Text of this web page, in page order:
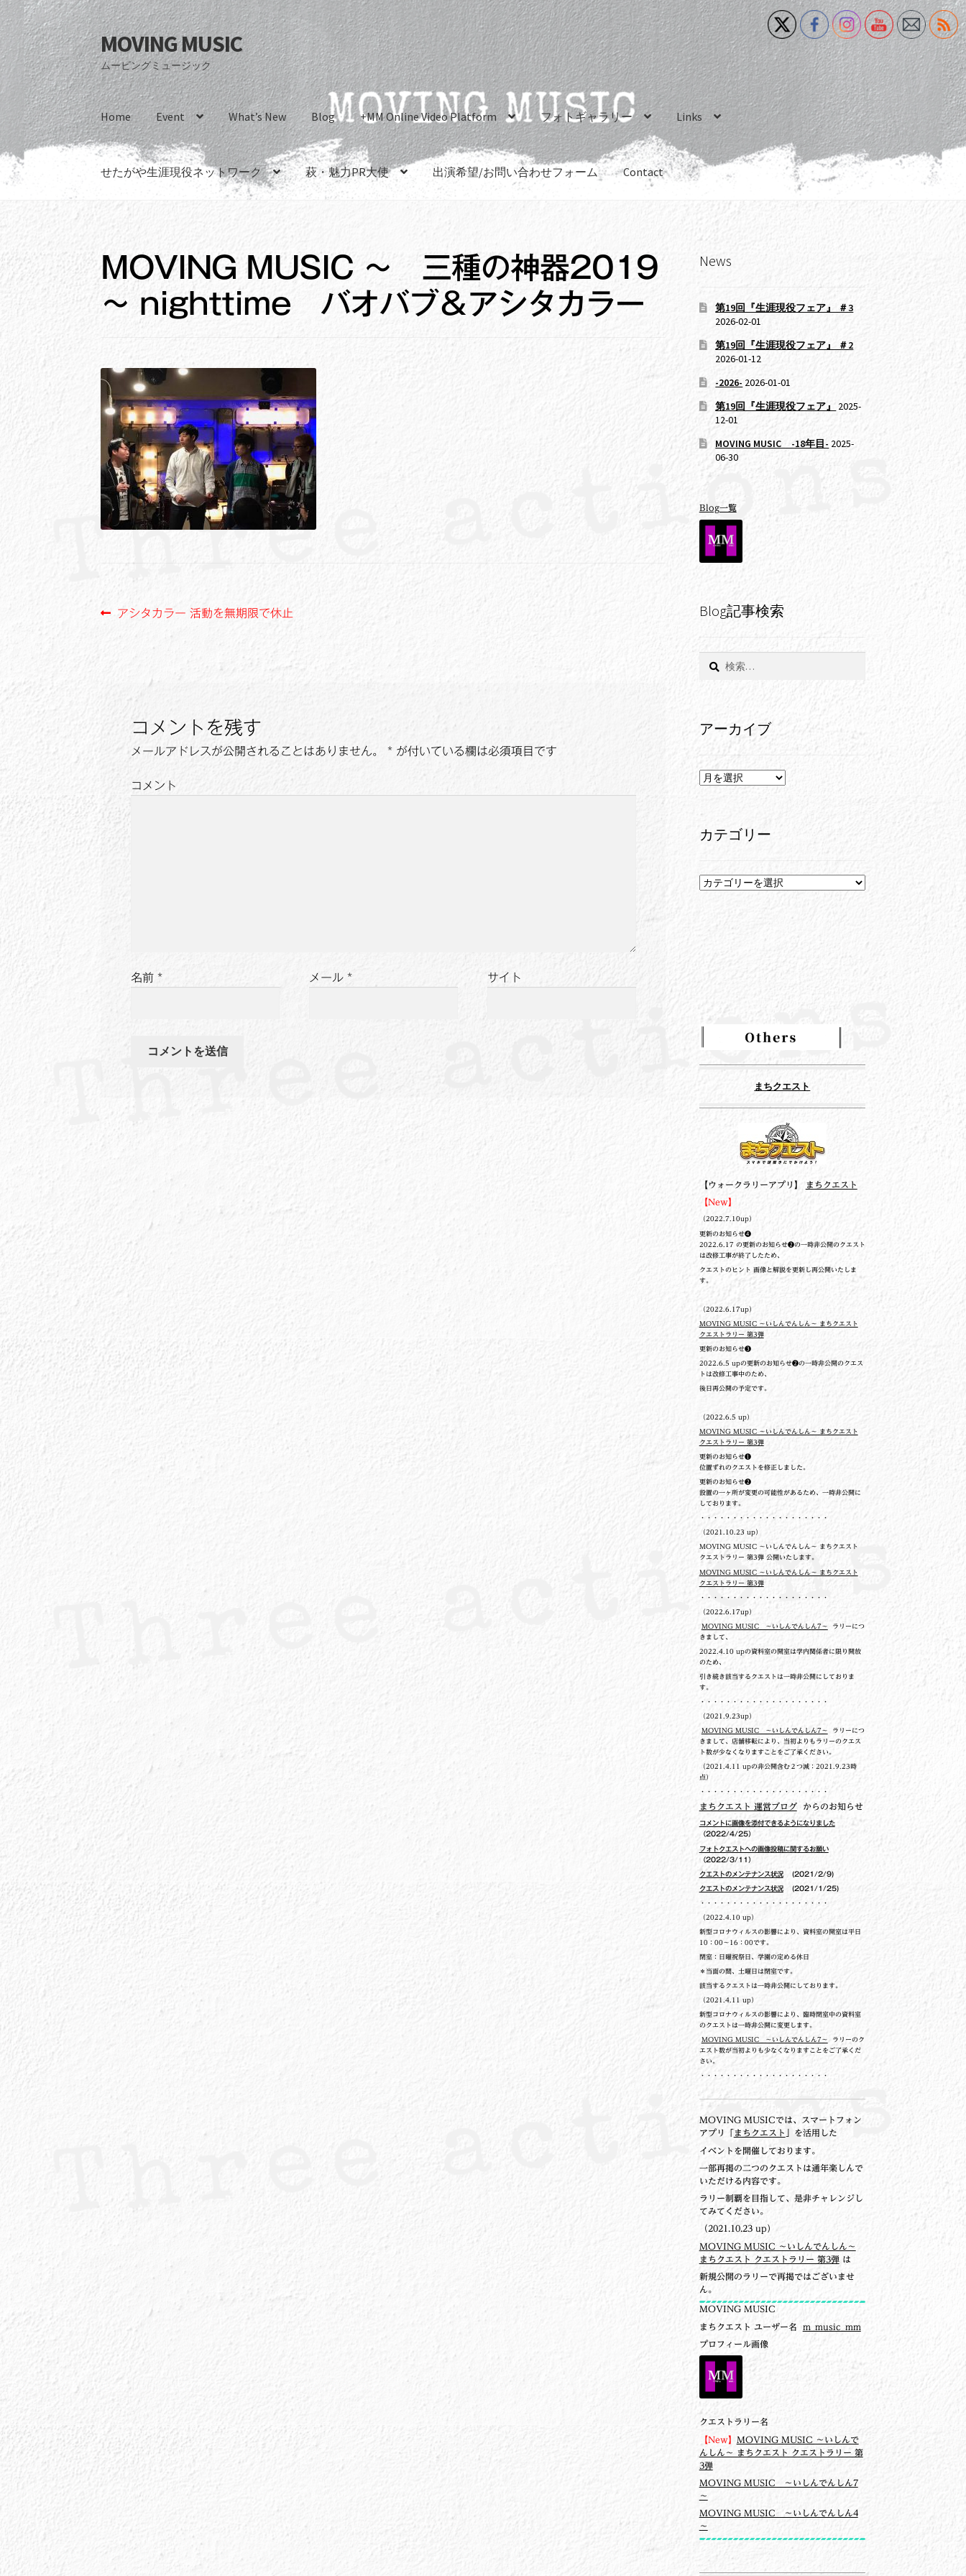
ナ
ビ
ゲ
ー
シ
ョ
ン
ス
コ
ン
テ
ン
ツ
へ
ス
ッ
MOVING MUSIC
ムービングミュージック
Home Event What’s New Blog +MM Online Video Platform フォトギャラリー Links
せたがや生涯現役ネットワーク 萩・魅力PR大使 出演希望/お問い合わせフォーム Contact
MOVING MUSIC ～ 三種の神器2019
～ nighttime バオバブ＆アシタカラー
投
ナ
ゲ
ー
シ
ョ
ン
前
アシタカラー 活動を無期限で休止
コメントを残す
メールアドレスが公開されることはありません。 *が付いている欄は必須項目です
コメント
名前 * メール * サイト
News
第19回『生涯現役フェア』 ＃3
2026-02-01
第19回『生涯現役フェア』 ＃2
2026-01-12
-2026- 2026-01-01
第19回『生涯現役フェア』
2025-
12-01
MOVING MUSIC -18年目- 2025-
06-30
Blog一覧
Blog記事検索
アーカイブ
ア
ブ
カテゴリー
カ
ー
まちクエスト
【ウォークラリーアプリ】 まちクエスト
【New】
（2022.7.10up）
更新のお知らせ❹
2022.6.17 の更新のお知らせ❷の一時非公開のクエスト
は改修工事が終了したため、
クエストのヒント 画像と解説を更新し再公開いたしま
す。
（2022.6.17up）
MOVING MUSIC ～いしんでんしん～ まちクエスト
クエストラリー 第3弾
更新のお知らせ❸
2022.6.5 upの更新のお知らせ❷の一時非公開のクエス
トは改修工事中のため、
後日再公開の予定です。
（2022.6.5 up）
MOVING MUSIC ～いしんでんしん～ まちクエスト
クエストラリー 第3弾
更新のお知らせ❶
位置ずれのクエストを修正しました。
更新のお知らせ❷
設置の一ヶ所が変更の可能性があるため、一時非公開に
しております。
・・・・・・・・・・・・・・・・・・・・
（2021.10.23 up）
MOVING MUSIC ～いしんでんしん～ まちクエスト
クエストラリー 第3弾 公開いたします。
MOVING MUSIC ～いしんでんしん～ まちクエスト
クエストラリー 第3弾
・・・・・・・・・・・・・・・・・・・・
（2022.6.17up）
MOVING MUSIC ～いしんでんしん7～ ラリーにつ
きまして、
2022.4.10 upの資料室の開室は学内関係者に限り開放
のため、
引き続き該当するクエストは一時非公開にしておりま
す。
・・・・・・・・・・・・・・・・・・・・
（2021.9.23up）
MOVING MUSIC ～いしんでんしん7～ ラリーにつ
きまして、店舗移転により、当初よりもラリーのクエス
ト数が少なくなりますことをご了承ください。
（2021.4.11 upの非公開含む２つ減：2021.9.23時
点）
・・・・・・・・・・・・・・・・・・・・
まちクエスト 運営ブログからのお知らせ
コメントに画像を添付できるようになりました
（2022/4/25）
フォトクエストへの画像投稿に関するお願い
（2022/3/11）
クエストのメンテナンス状況(2021/2/9)
クエストのメンテナンス状況(2021/1/25)
・・・・・・・・・・・・・・・・・・・・
（2022.4.10 up）
新型コロナウィルスの影響により、資料室の開室は平日
10：00～16：00です。
閉室：日曜祝祭日、学園の定める休日
＊当面の間、土曜日は閉室です。
該当するクエストは一時非公開にしております。
（2021.4.11 up）
新型コロナウィルスの影響により、臨時閉室中の資料室
のクエストは一時非公開に変更します。
MOVING MUSIC ～いしんでんしん7～ ラリーのク
エスト数が当初よりも少なくなりますことをご了承くだ
さい。
・・・・・・・・・・・・・・・・・・・・
MOVING MUSICでは、スマートフォン
アプリ「
まちクエスト 」を活用した
イベントを開催しております。
一部再掲の二つのクエストは通年楽しんで
いただける内容です。
ラリー制覇を目指して、是非チャレンジし
てみてください。
（2021.10.23 up）
MOVING MUSIC ～いしんでんしん～
まちクエスト クエストラリー 第3弾は
新規公開のラリーで再掲ではございませ
ん。
MOVING MUSIC
まちクエスト ユーザー名 m_music_mm
プロフィール画像
クエストラリー名
【New】 MOVING MUSIC ～いしんで
んしん～ まちクエスト クエストラリー 第
3弾
MOVING MUSIC ～いしんでんしん7
～
MOVING MUSIC ～いしんでんしん4
～